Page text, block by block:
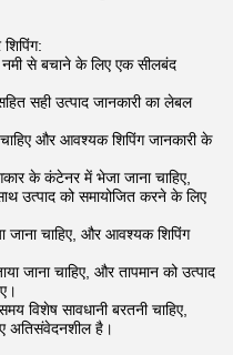
से बचाने के लिए एक सीलबंद
सही उत्पाद जानकारी का लेबल
और आवश्यक शिपिंग जानकारी के
के कंटेनर में भेजा जाना चाहिए,
उत्पाद को समायोजित करने के लिए
जाना चाहिए, और आवश्यक शिपिंग
जाना चाहिए, और तापमान को उत्पाद
विशेष सावधानी बरतनी चाहिए,
अतिसंवेदनशील है।